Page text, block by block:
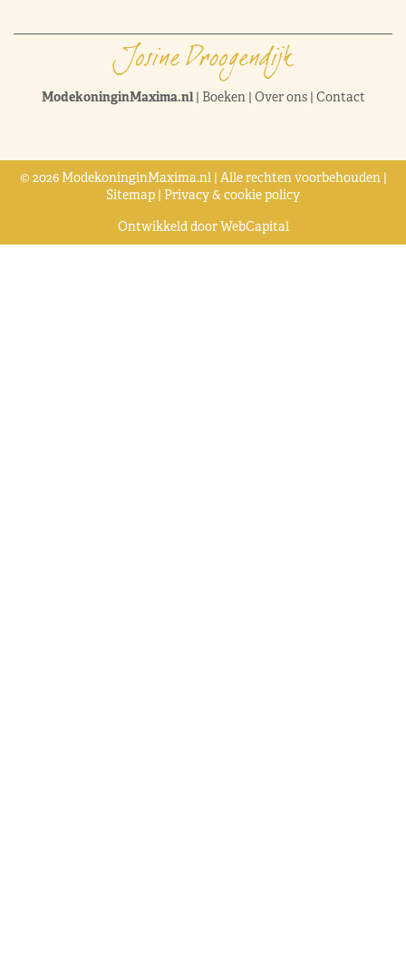
ModekoninginMaxima.nl| Boeken| Over ons| Contact
© 2026 ModekoninginMaxima.nl | Alle rechten voorbehouden |
Sitemap | Privacy & cookie policy
Ontwikkeld doorWebCapital